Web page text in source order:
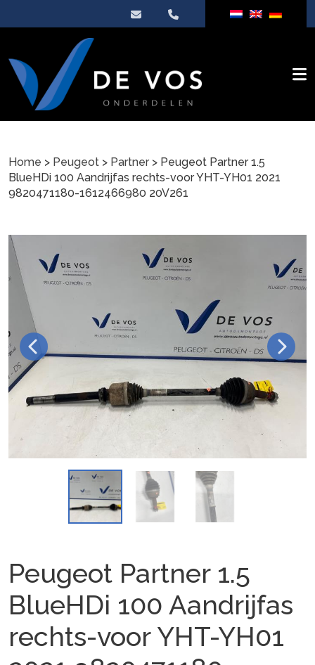
Home > Peugeot > Partner > Peugeot Partner 1.5
BlueHDi 100 Aandrijfas rechts-voor YHT-YH01 2021
9820471180-1612466980 20V261
Peugeot Partner 1.5
BlueHDi 100 Aandrijfas
rechts-voor YHT-YH01